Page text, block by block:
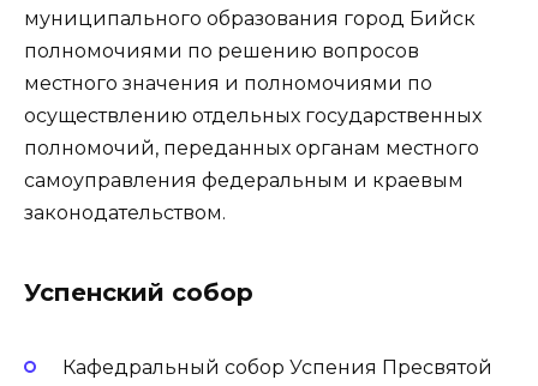
муниципального образования город Бийск
полномочиями по решению вопросов
местного значения и полномочиями по
осуществлению отдельных государственных
полномочий, переданных органам местного
самоуправления федеральным и краевым
законодательством.
Успенский собор
Кафедральный собор Успения Пресвятой